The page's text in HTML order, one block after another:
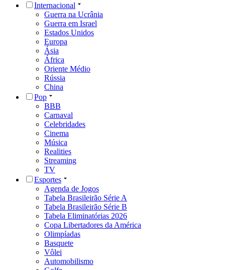
Internacional
Guerra na Ucrânia
Guerra em Israel
Estados Unidos
Europa
Ásia
África
Oriente Médio
Rússia
China
Pop
BBB
Carnaval
Celebridades
Cinema
Música
Realities
Streaming
TV
Esportes
Agenda de Jogos
Tabela Brasileirão Série A
Tabela Brasileirão Série B
Tabela Eliminatórias 2026
Copa Libertadores da América
Olimpíadas
Basquete
Vôlei
Automobilismo